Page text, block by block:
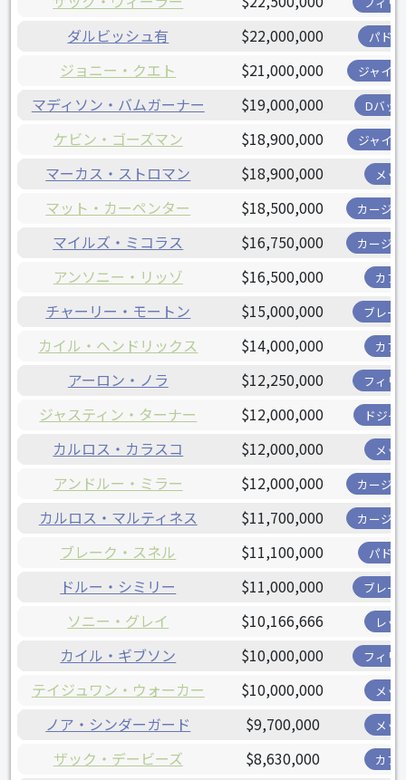
ダルビッシュ有 $22,000,000 パド
ジョニー・クエト $21,000,000 ジャイ
マディソン・バムガーナー $19,000,000 Dバッ
ケビン・ゴーズマン $18,900,000 ジャイ
マーカス・ストロマン $18,900,000 メッ
マット・カーペンター $18,500,000 カージ
マイルズ・ミコラス $16,750,000 カージ
アンソニー・リッゾ $16,500,000 カブ
チャーリー・モートン $15,000,000 ブレー
カイル・ヘンドリックス $14,000,000 カブ
アーロン・ノラ $12,250,000 フィリ
ジャスティン・ターナー $12,000,000 ドジャ
カルロス・カラスコ $12,000,000 メッ
アンドルー・ミラー $12,000,000 カージ
カルロス・マルティネス $11,700,000 カージ
ブレーク・スネル $11,100,000 パド
ドルー・シミリー $11,000,000 ブレー
ソニー・グレイ $10,166,666 レッ
カイル・ギブソン $10,000,000 フィリ
テイジュワン・ウォーカー $10,000,000 メッ
ノア・シンダーガード $9,700,000 メッ
ザック・デービーズ $8,630,000 カブ